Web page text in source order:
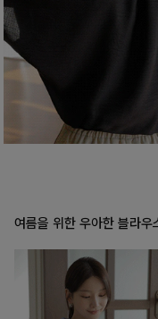
여름을 위한 우아한 블라우